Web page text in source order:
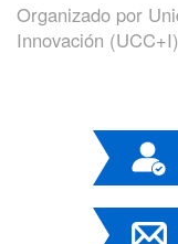
Organizado por
Innovación (UCC+I)